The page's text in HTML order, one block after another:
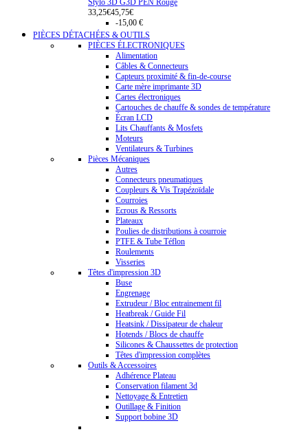
Stylo 3D G3D PEN Rouge
33,25€45,75€
-15,00 €
PIÈCES DÉTACHÉES & OUTILS
PIÈCES ÉLECTRONIQUES
Alimentation
Câbles & Connecteurs
Capteurs proximité & fin-de-course
Carte mère imprimante 3D
Cartes électroniques
Cartouches de chauffe & sondes de température
Écran LCD
Lits Chauffants & Mosfets
Moteurs
Ventilateurs & Turbines
Pièces Mécaniques
Autres
Connecteurs pneumatiques
Coupleurs & Vis Trapézoïdale
Courroies
Ecrous & Ressorts
Plateaux
Poulies de distributions à courroie
PTFE & Tube Téflon
Roulements
Visseries
Têtes d'impression 3D
Buse
Engrenage
Extrudeur / Bloc entrainement fil
Heatbreak / Guide Fil
Heatsink / Dissipateur de chaleur
Hotends / Blocs de chauffe
Silicones & Chaussettes de protection
Têtes d'impression complètes
Outils & Accessoires
Adhérence Plateau
Conservation filament 3d
Nettoyage & Entretien
Outillage & Finition
Support bobine 3D